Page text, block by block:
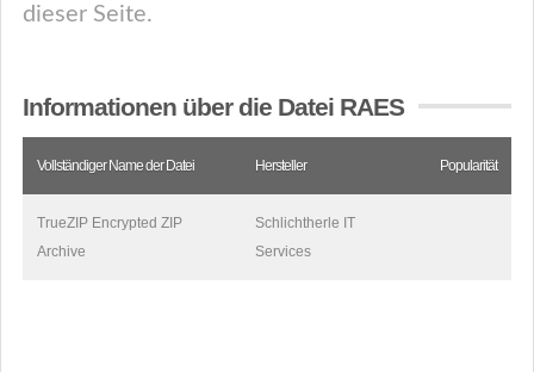
dieser Seite.
Informationen über die Datei RAES
Vollständiger Name der Datei Hersteller Popularität
TrueZIP Encrypted ZIP
Archive
Schlichtherle IT
Services